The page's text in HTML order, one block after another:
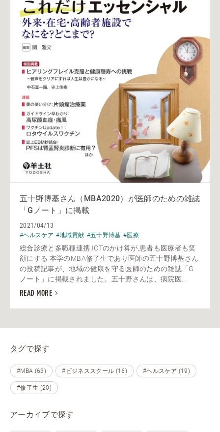
五十野博基さん（MBA2020）が医師のための雑誌
「Gノート」に掲載
2021/04/13
#ヘルスケア #地域貢献 #五十野博基 #医療
総合診療と多職種連携,ICTのかけ算が,患者も医療者も笑
顔にする 本学のMBA修了生であり医師の五十野博基さん
の投稿記事が、地域の健康を守る医師のための雑誌「G
ノート」に掲載されました。五十野さんは、病院医...
READ MORE
タグで探す
#MBA (63) #ビジネススクール (16) #ヘルスケア (19)
#修了生 (20)
アーカイブで探す